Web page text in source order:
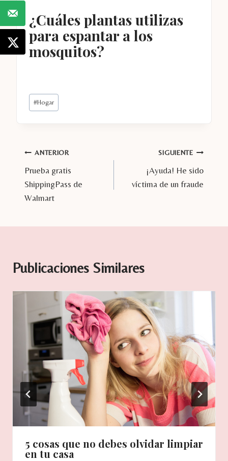
¿Cuáles plantas utilizas
para espantar a los
mosquitos?
Etiquetas
de
#Hogar
Navegación
de
entradas
ANTERIOR
Prueba gratis
ShippingPass de
Walmart
SIGUIENTE
¡Ayuda! He sido
víctima de un fraude
Publicaciones Similares
5 cosas que no debes olvidar limpiar
en tu casa